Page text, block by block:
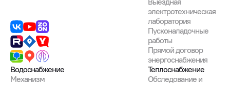
электротехническая
лаборатория
Пусконаладочные
работы
Прямой договор
энергоснабжения
Водоснабжение
Механизм
Теплоснабжение
Обследование и